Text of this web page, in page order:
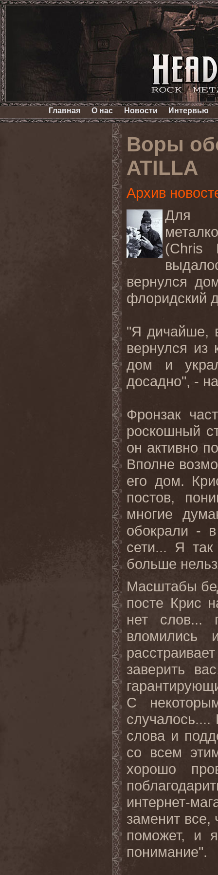
Главная О нас Новости Интервью
Воры
ATILLA
Архив
Для
(Chris
вернулся
флоридский
"Я дичайше,
вернулся из
дом и
досадно", -
Фронзак
роскошный
он активно
Вполне
его дом.
постов,
многие
обокрали -
сети... Я
больше
Масштабы
посте Крис
нет слов...
вломились
заверить
С
слова и
со всем
хорошо
интернет-
заменит все,
поможет, и
понимание".